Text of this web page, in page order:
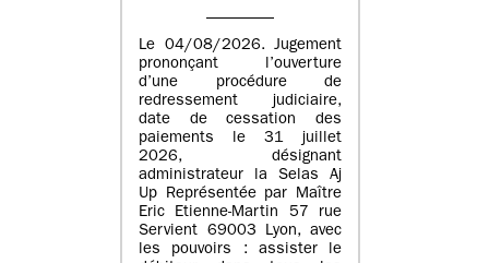
Le 04/08/2026. Jugement
prononçant l’ouverture
d’une procédure de
redressement judiciaire,
date de cessation des
paiements le 31 juillet
2026, désignant
administrateur la Selas Aj
Up Représentée par Maître
Eric Etienne-Martin 57 rue
Servient 69003 Lyon, avec
les pouvoirs : assister le